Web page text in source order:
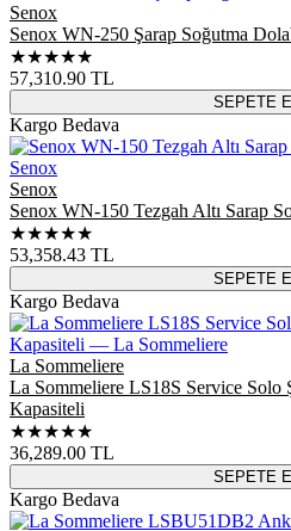
Senox
Senox WN-250 Şarap Soğutma
★★★★★
57,310.90 TL
SEPETE
Kargo Bedava
Senox
Senox WN-150 Tezgah Altı Sarap
★★★★★
53,358.43 TL
SEPETE
Kargo Bedava
La Sommeliere
La Sommeliere LS18S Service Solo
Kapasiteli
★★★★★
36,289.00 TL
SEPETE
Kargo Bedava